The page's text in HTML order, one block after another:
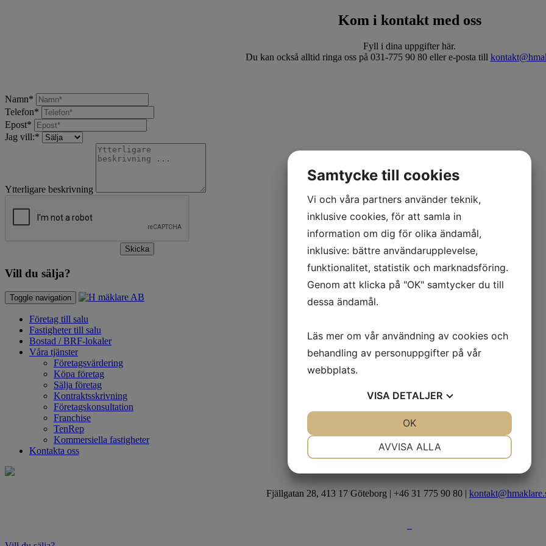
Kom i kontakt med oss
Fyll i dina uppgifter här.
Du kan också alltid ringa oss på 031-775 90 80 eller e-posta till
Namn*
Telefon*
Epost*
Jag vill:*
Ytterligare beskrivning
Skicka
Vill du sälja?
Toggle navigation
Företag till salu
Fastigheter till salu
Bostad / BRF-lokaler
Våra tjänster
Företagsvärdering
Köpa företag
Sälja företag
Kontraktsskrivning
Företagskonsultation
Franchise
TenRep
Kommersiella fastigheter
Kontakta oss
Fjällgatan 28, 413 17 Göteborg | +46 31 775 90 80 |
Samtycke till cookies
Vi och våra partners använder teknik,
inklusive cookies, för att samla in
information om dig för olika ändamål,
inklusive: bättre användarupplevelse,
funktionalitet, statistik och marknadsföring.
Genom att klicka på "OK" samtycker du till
dessa ändamål.
Läs mer om vår användning av cookies och
behandling av personuppgifter på vår
webbplats.
VISA DETALJER
AVVISA ALLA
OK